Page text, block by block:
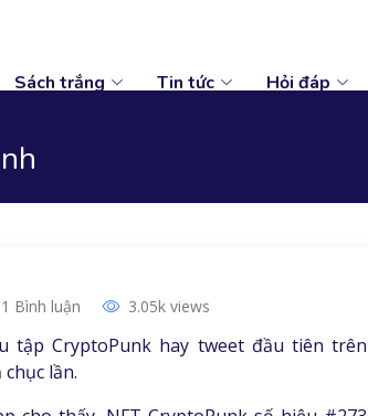
Sách trắng Tin tức Hỏi đáp
1 Bình luận 3.05kviews
tập CryptoPunk hay tweet đầu tiên trên
lần.